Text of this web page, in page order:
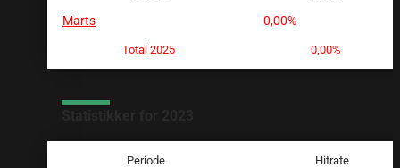
Marts 0,00%
Total 2025 0,00%
Periode Hitrate